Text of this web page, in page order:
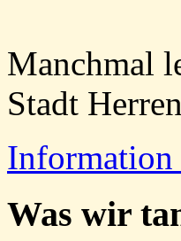
Manchmal
Stadt
Information
Was wir